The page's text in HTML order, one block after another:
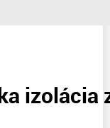
izolácia